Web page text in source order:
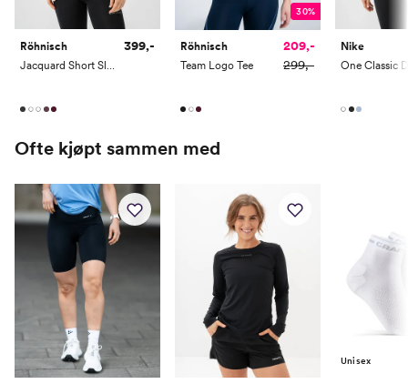
Röhnisch
Jacquard Short Sleeve Top
399,-
30%
Röhnisch
Team Logo Tee
209,-
299,-
Nike
Ofte kjøpt sammen med
Unisex